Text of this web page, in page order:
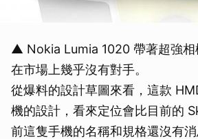
▲ Nokia Lumia 1020 帶著超強相
在市場上幾乎沒有對手。
從爆料的設計草圖來看，這款
機的設計，看來定位會比目前的
前這隻手機的名稱和規格還沒有